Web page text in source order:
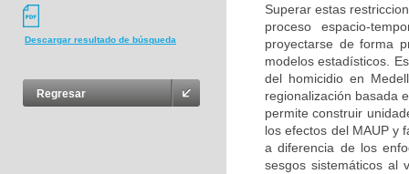
Descargar resultado de búsqueda
Regresar
Superar estas
proceso espacio-
proyectarse de forma
modelos estadísticos.
del homicidio en
regionalización basada
permite construir
los efectos del MAUP y
a diferencia de los
sesgos sistemáticos al